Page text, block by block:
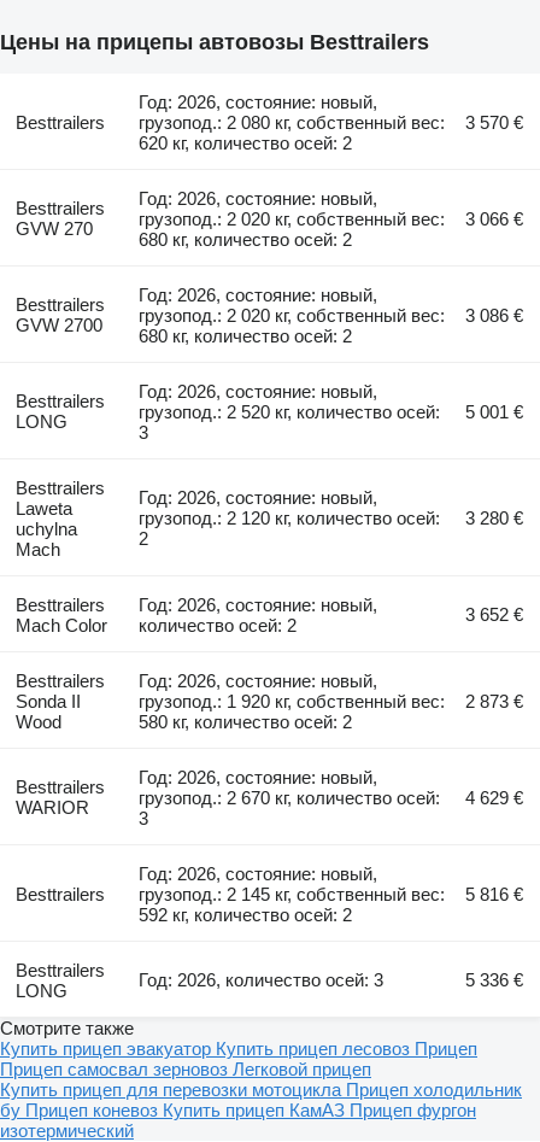
Цены на прицепы автовозы Besttrailers
Besttrailers
Год: 2026, состояние: новый,
грузопод.: 2 080 кг, собственный вес:
620 кг, количество осей: 2
3 570 €
Besttrailers
GVW 270
Год: 2026, состояние: новый,
грузопод.: 2 020 кг, собственный вес:
680 кг, количество осей: 2
3 066 €
Besttrailers
GVW 2700
Год: 2026, состояние: новый,
грузопод.: 2 020 кг, собственный вес:
680 кг, количество осей: 2
3 086 €
Besttrailers
LONG
Год: 2026, состояние: новый,
грузопод.: 2 520 кг, количество осей:
3
5 001 €
Besttrailers
Laweta
uchylna
Mach
Год: 2026, состояние: новый,
грузопод.: 2 120 кг, количество осей:
2
3 280 €
Besttrailers
Mach Color
Год: 2026, состояние: новый,
количество осей: 2
3 652 €
Besttrailers
Sonda II
Wood
Год: 2026, состояние: новый,
грузопод.: 1 920 кг, собственный вес:
580 кг, количество осей: 2
2 873 €
Besttrailers
WARIOR
Год: 2026, состояние: новый,
грузопод.: 2 670 кг, количество осей:
3
4 629 €
Besttrailers
Год: 2026, состояние: новый,
грузопод.: 2 145 кг, собственный вес:
592 кг, количество осей: 2
5 816 €
Besttrailers
LONG
Год: 2026, количество осей: 3 5 336 €
Смотрите также
Купить прицеп эвакуатор Купить прицеп лесовоз Прицеп
Прицеп самосвал зерновоз Легковой прицеп
Купить прицеп для перевозки мотоцикла Прицеп холодильник
бу Прицеп коневоз Купить прицеп КамАЗ Прицеп фургон
изотермический